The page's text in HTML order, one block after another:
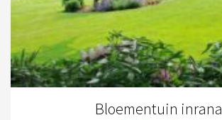
Bloementuin inrana